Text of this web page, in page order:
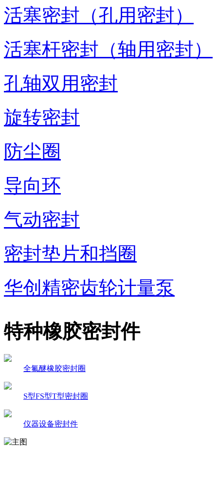
活塞密封（孔用密封）
活塞杆密封（轴用密封）
孔轴双用密封
旋转密封
防尘圈
导向环
气动密封
密封垫片和挡圈
华创精密齿轮计量泵
特种橡胶密封件
全氟醚橡胶密封圈
S型FS型T型密封圈
仪器设备密封件